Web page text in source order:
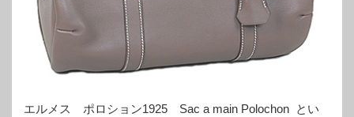
エルメス ポロション1925 Sac a main Polochon とい